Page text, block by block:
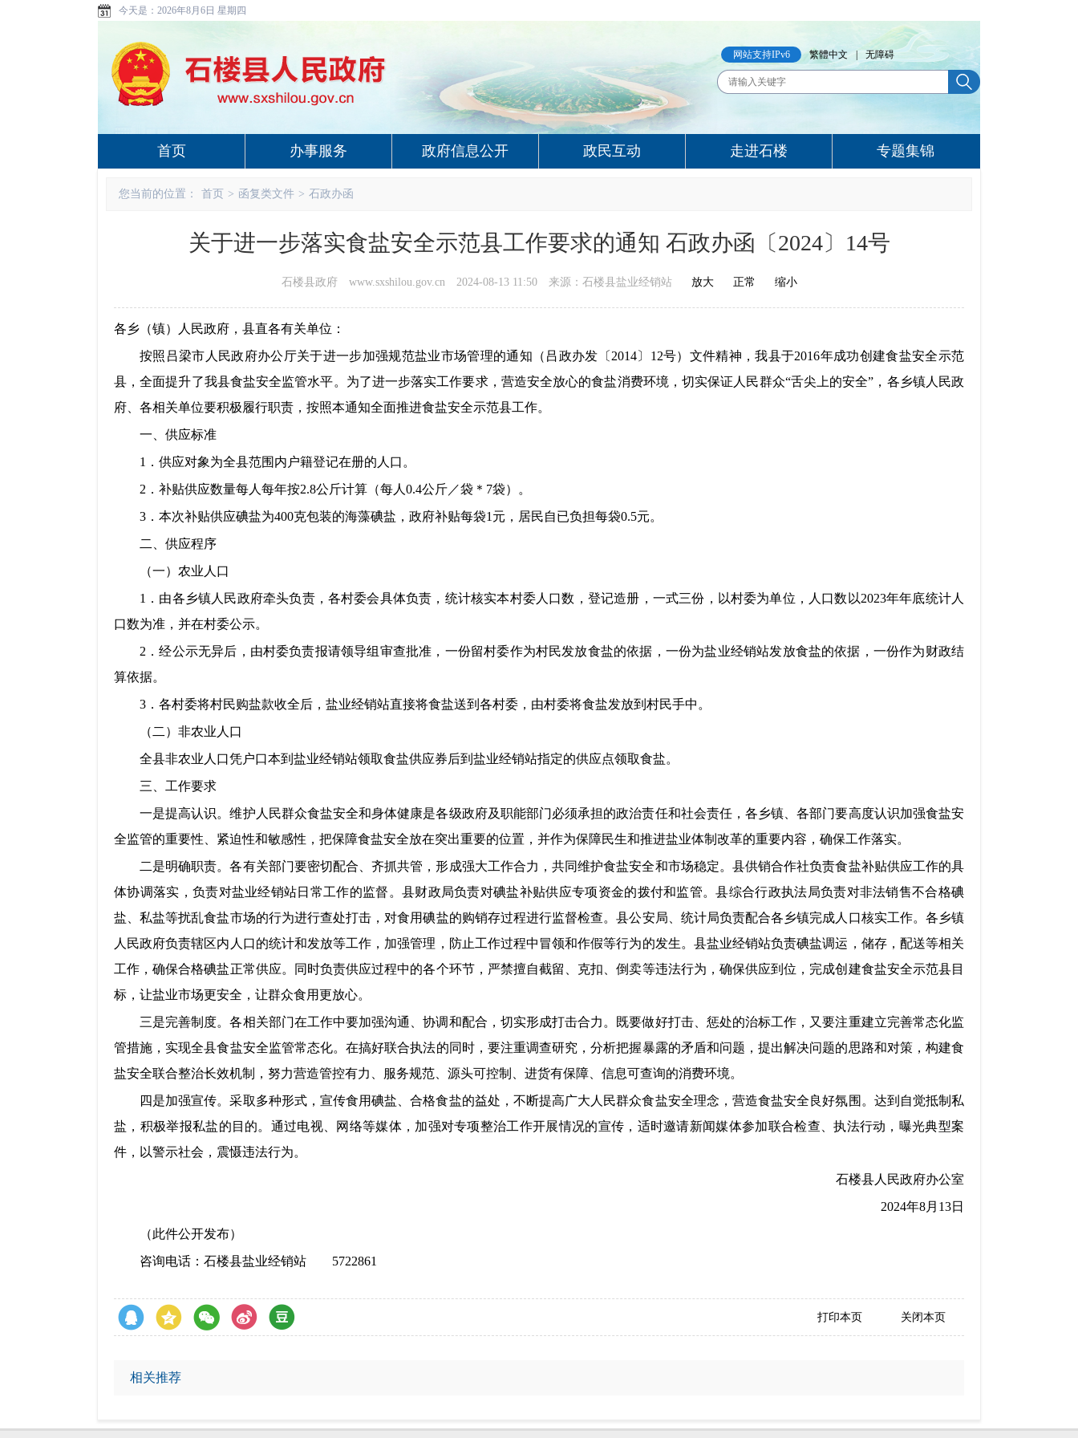
今天是： 2026年8月6日 星期四
网站支持IPv6 繁體中文 无障碍
首页 办事服务 政府信息公开 政民互动 走进石楼 专题集锦
您当前的位置： 首页 > 函复类文件 > 石政办函
关于进一步落实食盐安全示范县工作要求的通知 石政办函〔2024〕14号
石楼县政府 www.sxshilou.gov.cn 2024-08-13 11:50 来源：石楼县盐业经销站 放大 正常 缩小
各乡（镇）人民政府，县直各有关单位：
按照吕梁市人民政府办公厅关于进一步加强规范盐业市场管理的通知 （ 吕政办发 〔 2014〕 12号） 文件精神，我县于2016年成功创建食盐安全示范
县，全面提升了我县食盐安全监管水平。 为了进一步落实工作要求，营造安全放心的食盐消费环境，切实保证人民群众“舌尖上的安全”，各乡镇人民政
府、各相关单位要积极履行职责，按照本通知全面推进食盐安全示范县工作。
一、供应标准
1．供应对象为全县范围内户籍登记在册的人口。
2．补贴供应数量每人每年按2.8公斤计算（每人0.4公斤／袋＊7袋）。
3．本次补贴供应碘盐为400克包装的海藻碘盐，政府补贴每袋1元，居民自已负担每袋0.5元。
二、供应程序
（一）农业人口
1．由各乡镇人民政府牵头负责，各村委会具体负责，统计核实本村委人口数，登记造册，一式三份，以村委为单位，人口数以2023年年底统计人
口数为准，并在村委公示。
2．经公示无异后，由村委负责报请领导组审查批准，一份留村委作为村民发放食盐的依据，一份为盐业经销站发放食盐的依据，一份作为财政结
算依据。
3．各村委将村民购盐款收全后，盐业经销站直接将食盐送到各村委，由村委将食盐发放到村民手中。
（二）非农业人口
全县非农业人口凭户口本到盐业经销站领取食盐供应券后到盐业经销站指定的供应点领取食盐。
三、工作要求
一是提高认识。维护人民群众食盐安全和身体健康是各级政府及职能部门必须承担的政治责任和社会责任，各乡镇、各部门要高度认识加强食盐安
全监管的重要性、紧迫性和敏感性，把保障食盐安全放在突出重要的位置，并作为保障民生和推进盐业体制改革的重要内容，确保工作落实。
二是明确职责。各有关部门要密切配合、齐抓共管，形成强大工作合力，共同维护食盐安全和市场稳定。县供销合作社负责食盐补贴供应工作的具
体协调落实，负责对盐业经销站日常工作的监督。县财政局负责对碘盐补贴供应专项资金的拨付和监管。县综合行政执法局负责对非法销售不合格碘
盐、私盐等扰乱食盐市场的行为进行查处打击，对食用碘盐的购销存过程进行监督检查。县公安局、统计局负责配合各乡镇完成人口核实工作。各乡镇
人民政府负责辖区内人口的统计和发放等工作，加强管理，防止工作过程中冒领和作假等行为的发生。县盐业经销站负责碘盐调运，储存，配送等相关
工作，确保合格碘盐正常供应。同时负责供应过程中的各个环节，严禁擅自截留、克扣、倒卖等违法行为，确保供应到位，完成创建食盐安全示范县目
标，让盐业市场更安全，让群众食用更放心。
三是完善制度。各相关部门在工作中要加强沟通、协调和配合，切实形成打击合力。既要做好打击、惩处的治标工作，又要注重建立完善常态化监
管措施，实现全县食盐安全监管常态化。在搞好联合执法的同时，要注重调查研究，分析把握暴露的矛盾和问题，提出解决问题的思路和对策，构建食
盐安全联合整治长效机制，努力营造管控有力、服务规范、源头可控制、进货有保障、信息可查询的消费环境。
四是加强宣传。采取多种形式，宣传食用碘盐、合格食盐的益处，不断提高广大人民群众食盐安全理念，营造食盐安全良好氛围。达到自觉抵制私
盐，积极举报私盐的目的。通过电视、网络等媒体，加强对专项整治工作开展情况的宣传，适时邀请新闻媒体参加联合检查、执法行动，曝光典型案
件，以警示社会，震慑违法行为。
石楼县人民政府办公室
2024年8月13日
（此件公开发布）
咨询电话： 石楼县盐业经销站 5722861
打印本页 关闭本页
相关推荐